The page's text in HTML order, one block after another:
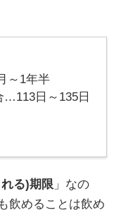
～1年半
…113日～135日
る)期限 」なの
飲めることは飲め